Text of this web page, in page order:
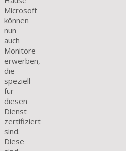
Microsoft
können
nun
auch
Monitore
erwerben,
die
speziell
für
diesen
Dienst
zertifiziert
sind.
Diese